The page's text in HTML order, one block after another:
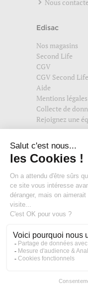
Nous
Edisac
Nos magasins
Second Life
CGV
CGV Second Life
Aide
Mentions légales
Collecte de
Rejoignez une
edisac.nl.
Rejoignez la
Des